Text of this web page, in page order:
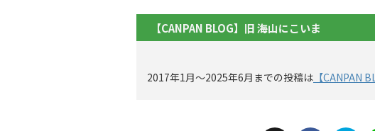
【CANPAN BLOG】旧 海山にこいま
2017年1月〜2025年6月までの投稿は 【CANPAN